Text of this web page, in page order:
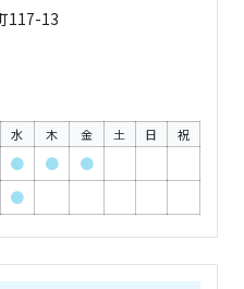
117-13
水 木 金 土 日 祝
● ●
●
●